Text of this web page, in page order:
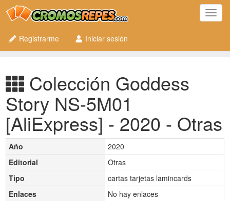
Registrarme
Iniciar sesión
Colección Goddess
Story NS-5M01
[AliExpress] - 2020 - Otras
Año
2020
Editorial
Otras
Tipo
cartas tarjetas lamincards
Enlaces
No hay enlaces